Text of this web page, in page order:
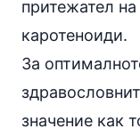
притежател
каротеноиди.
За
значение как